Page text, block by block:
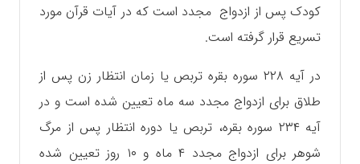
کودک پس از ازدواج مجدد است که در آیات قرآن مورد
تسریع قرار گرفته است.
در آیه ۲۲۸ سوره بقره تربص یا زمان انتظار زن پس از
طلاق برای ازدواج مجدد سه ماه تعیین شده است و در
آیه ۲۳۴ سوره بقره، تربص یا دوره انتظار پس از مرگ
شوهر برای ازدواج مجدد ۴ ماه و ۱۰ روز تعیین شده